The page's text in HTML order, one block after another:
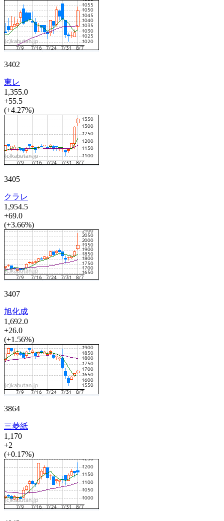
3402
東レ
1,355.0
+55.5
(+4.27%)
3405
クラレ
1,954.5
+69.0
(+3.66%)
3407
旭化成
1,692.0
+26.0
(+1.56%)
3864
三菱紙
1,170
+2
(+0.17%)